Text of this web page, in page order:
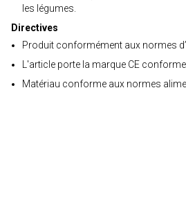
les légumes.
Directives
Produit conformément aux normes
L'article porte la marque CE
Matériau conforme aux normes